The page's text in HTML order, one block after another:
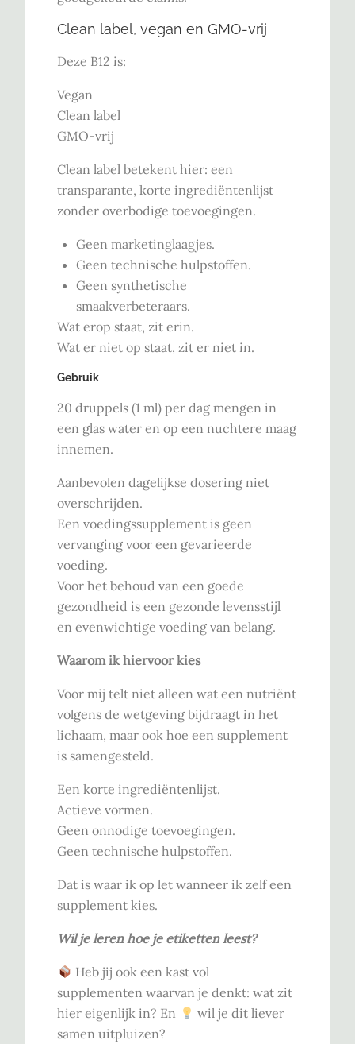
Clean label, vegan en GMO-vrij
Deze B12 is:
Vegan
Clean label
GMO-vrij
Clean label betekent hier: een
transparante, korte ingrediëntenlijst
zonder overbodige toevoegingen.
Geen marketinglaagjes.
Geen technische hulpstoffen.
Geen synthetische
smaakverbeteraars.
Wat erop staat, zit erin.
Wat er niet op staat, zit er niet in.
Gebruik
20 druppels (1 ml) per dag mengen in
een glas water en op een nuchtere maag
innemen.
Aanbevolen dagelijkse dosering niet
overschrijden.
Een voedingssupplement is geen
vervanging voor een gevarieerde
voeding.
Voor het behoud van een goede
gezondheid is een gezonde levensstijl
en evenwichtige voeding van belang.
Waarom ik hiervoor kies
Voor mij telt niet alleen wat een nutriënt
volgens de wetgeving bijdraagt in het
lichaam, maar ook hoe een supplement
is samengesteld.
Een korte ingrediëntenlijst.
Actieve vormen.
Geen onnodige toevoegingen.
Geen technische hulpstoffen.
Dat is waar ik op let wanneer ik zelf een
supplement kies.
Wil je leren hoe je etiketten leest?
Heb jij ook een kast vol
supplementen waarvan je denkt: wat zit
hier eigenlijk in? En
wil je dit liever
samen uitpluizen?